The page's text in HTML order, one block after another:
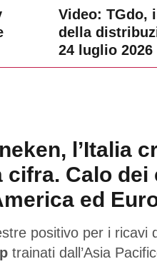
Video: TGdo,
della
24 luglio 2026
l’Italia
cifra. Calo dei
ed
positivo per i ricavi
trainati dall’Asia